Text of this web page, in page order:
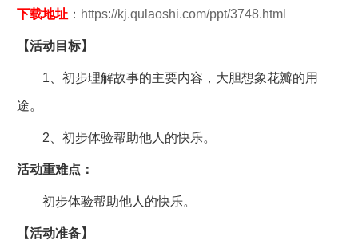
下载地址： https://kj.qulaoshi.com/ppt/3748.html
【活动目标】
1、初步理解故事的主要内容，大胆想象花瓣的用
途。
2、初步体验帮助他人的快乐。
活动重难点：
初步体验帮助他人的快乐。
【活动准备】